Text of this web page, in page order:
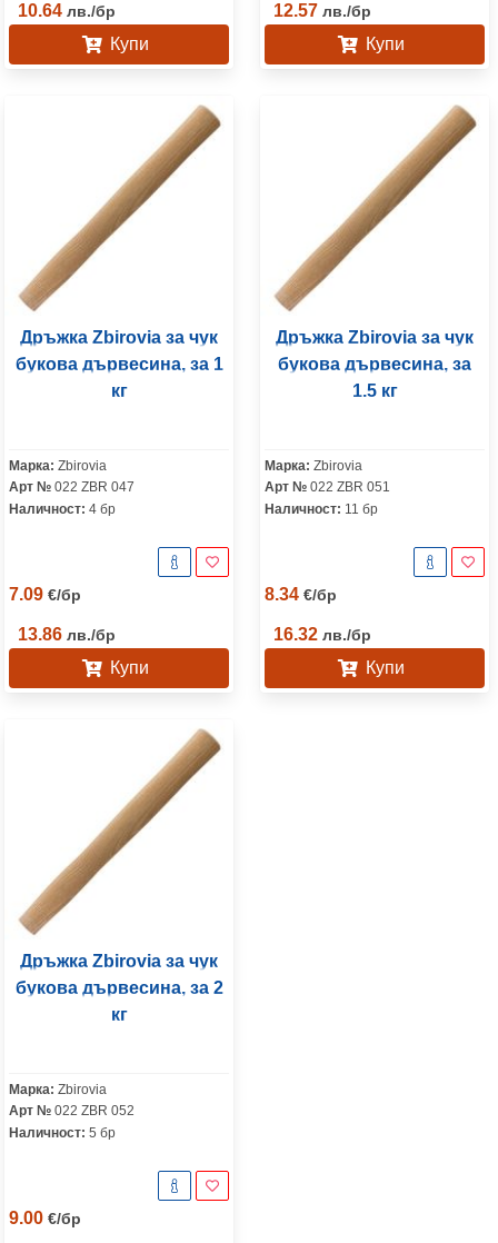
10.64 лв./бр
Купи
12.57 лв./бр
Купи
Дръжка Zbirovia за чук
букова дървесина, за 1
кг
Марка: Zbirovia
Арт № 022 ZBR 047
Наличност: 4 бр
7.09 €/бр
13.86 лв./бр
Купи
Дръжка Zbirovia за чук
букова дървесина, за
1.5 кг
Марка: Zbirovia
Арт № 022 ZBR 051
Наличност: 11 бр
8.34 €/бр
16.32 лв./бр
Купи
Дръжка Zbirovia за чук
букова дървесина, за 2
кг
Марка: Zbirovia
Арт № 022 ZBR 052
Наличност: 5 бр
9.00 €/бр